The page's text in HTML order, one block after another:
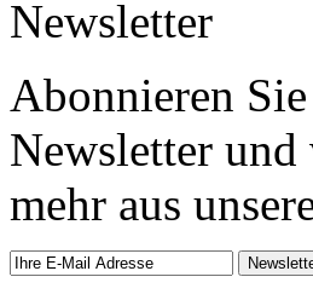
Newsletter
Abonnieren
Newsletter
mehr aus